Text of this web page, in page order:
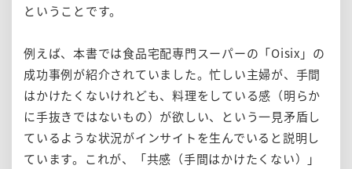
ということです。
例えば、本書では食品宅配専門スーパーの「Oisix」の
成功事例が紹介されていました。忙しい主婦が、手間
はかけたくないけれども、料理をしている感（明らか
に手抜きではないもの）が欲しい、という一見矛盾し
ているような状況がインサイトを生んでいると説明し
ています。これが、「共感（手間はかけたくない）」